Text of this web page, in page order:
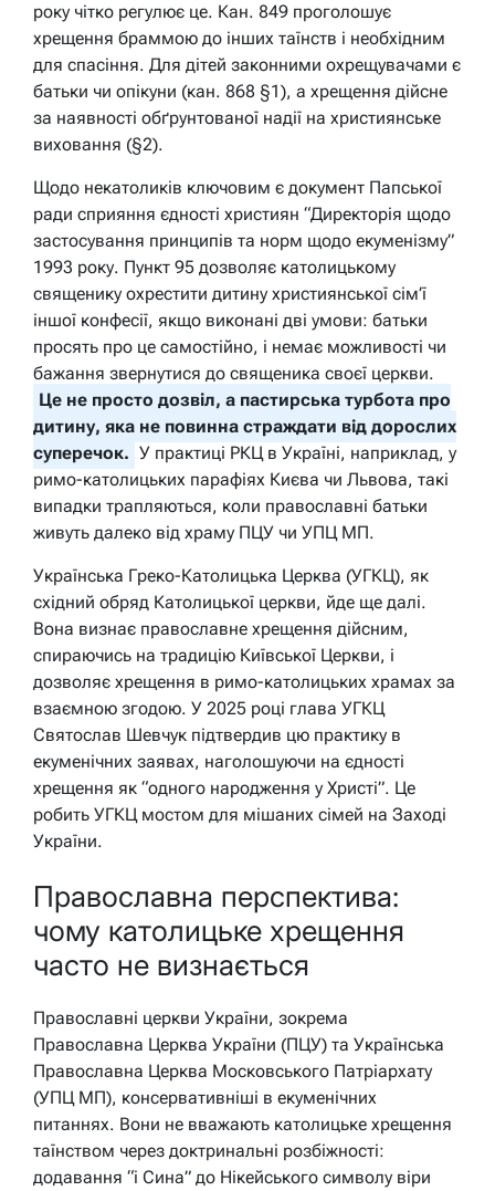
року чітко регулює це. Кан. 849 проголошує
хрещення браммою до інших таїнств і необхідним
для спасіння. Для дітей законними охрещувачами є
батьки чи опікуни (кан. 868 §1), а хрещення дійсне
за наявності обґрунтованої надії на християнське
виховання (§2).
Щодо некатоликів ключовим є документ Папської
ради сприяння єдності християн “Директорія щодо
застосування принципів та норм щодо екуменізму”
1993 року. Пункт 95 дозволяє католицькому
священику охрестити дитину християнської сім’ї
іншої конфесії, якщо виконані дві умови: батьки
просять про це самостійно, і немає можливості чи
бажання звернутися до священика своєї церкви.
Це не просто дозвіл, а пастирська турбота про
дитину, яка не повинна страждати від дорослих
суперечок. У практиці РКЦ в Україні, наприклад, у
римо-католицьких парафіях Києва чи Львова, такі
випадки трапляються, коли православні батьки
живуть далеко від храму ПЦУ чи УПЦ МП.
Українська Греко-Католицька Церква (УГКЦ), як
східний обряд Католицької церкви, йде ще далі.
Вона визнає православне хрещення дійсним,
спираючись на традицію Київської Церкви, і
дозволяє хрещення в римо-католицьких храмах за
взаємною згодою. У 2025 році глава УГКЦ
Святослав Шевчук підтвердив цю практику в
екуменічних заявах, наголошуючи на єдності
хрещення як “одного народження у Христі”. Це
робить УГКЦ мостом для мішаних сімей на Заході
України.
Православна перспектива:
чому католицьке хрещення
часто не визнається
Православні церкви України, зокрема
Православна Церква України (ПЦУ) та Українська
Православна Церква Московського Патріархату
(УПЦ МП), консервативніші в екуменічних
питаннях. Вони не вважають католицьке хрещення
таїнством через доктринальні розбіжності:
додавання “і Сина” до Нікейського символу віри